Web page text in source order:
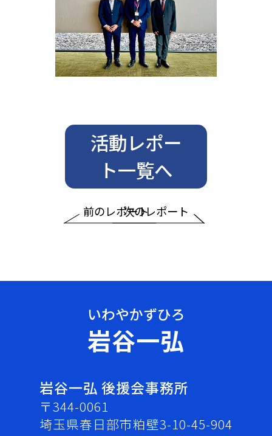
前のレポート
活動レポー
ト一覧へ
次のレポート
岩谷一弘
岩谷一弘 後援会事務所
〒344-0061
埼玉県春日部市粕壁3-10-45-904